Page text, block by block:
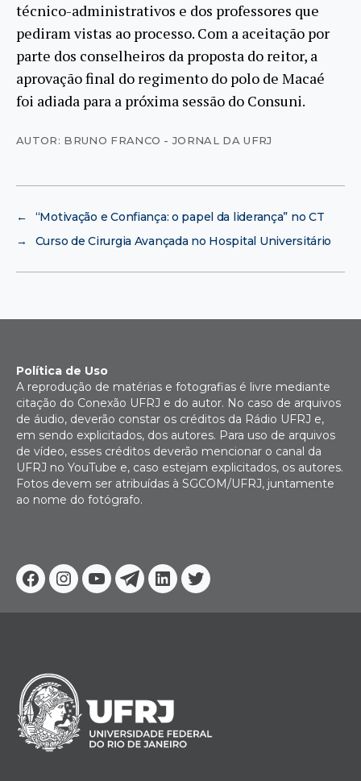
técnico-administrativos e dos professores que
pediram vistas ao processo. Com a aceitação por
parte dos conselheiros da proposta do reitor, a
aprovação final do regimento do polo de Macaé
foi adiada para a próxima sessão do Consuni.
AUTOR: BRUNO FRANCO - JORNAL DA UFRJ
←
“Motivação e Confiança: o papel da liderança” no CT
→
Curso de Cirurgia Avançada no Hospital Universitário
Facebook
Instagram
YoutubeTelegram
Linkedin
Twitter
Política de Uso
A reprodução de matérias e fotografias é livre mediante
citação do Conexão UFRJ e do autor. No caso de arquivos
de áudio, deverão constar os créditos da Rádio UFRJ e,
em sendo explicitados, dos autores. Para uso de arquivos
de vídeo, esses créditos deverão mencionar o canal da
UFRJ no YouTube e, caso estejam explicitados, os autores.
Fotos devem ser atribuídas à SGCOM/UFRJ, juntamente
ao nome do fotógrafo.